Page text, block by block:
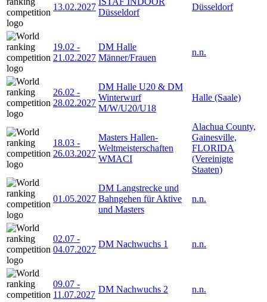
13.02.2027
Düsseldorf
Düsseldorf
19.02 -
21.02.2027
DM Halle
Männer/Frauen
n.n.
26.02 -
28.02.2027
DM Halle U20 & DM
Winterwurf
M/W/U20/U18
Halle (Saale)
18.03 -
26.03.2027
Masters Hallen-
Weltmeisterschaften
WMACI
Alachua County,
Gainesville,
FLORIDA
(Vereinigte
Staaten)
01.05.2027
DM Langstrecke und
Bahngehen für Aktive
und Masters
n.n.
02.07 -
04.07.2027
DM Nachwuchs 1 n.n.
09.07 -
11.07.2027
DM Nachwuchs 2 n.n.